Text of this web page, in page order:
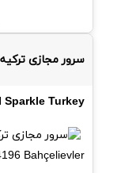
سرور مجازی ترکیه
Sparkle Turkey
Bahçelievler